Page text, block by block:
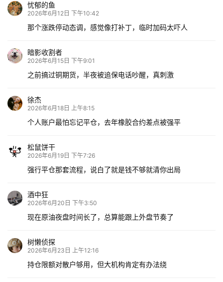
忧郁的鱼
2026年6月12日 下午10:42
那个涨跌停动态调，感觉像打补丁，临时加码太吓人
暗影收割者
2026年6月15日 下午9:01
之前搞过铜期货，半夜被追保电话吵醒，真刺激
徐杰
2026年6月18日 上午8:15
个人账户最怕忘记平仓，去年橡胶合约差点被强平
松鼠饼干
2026年6月19日 下午7:26
强行平仓那套流程，说白了就是钱不够就清你出局
酒中狂
2026年6月20日 下午3:50
现在原油夜盘时间长了，总算能跟上外盘节奏了
树懒侦探
2026年6月23日 上午12:16
持仓限额对散户够用，但大机构肯定有办法绕